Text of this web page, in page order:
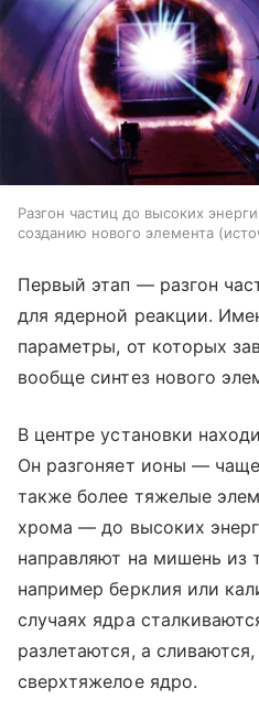
Разгон частиц до высоких
созданию нового элемента
Первый этап — разгон
для ядерной реакции.
параметры, от которых
вообще синтез нового
В центре установки
Он разгоняет ионы —
также более тяжелые
хрома — до высоких
направляют на мишень из
например берклия или
случаях ядра
разлетаются, а
сверхтяжелое ядро.